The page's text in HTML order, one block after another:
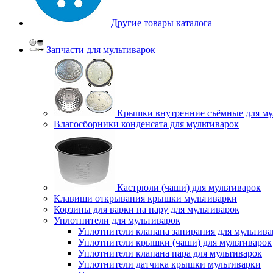
Другие товары каталога
Запчасти для мультиварок
Крышки внутренние съёмные для
Влагосборники конденсата для мультиварок
Кастрюли (чаши) для мультиварок
Клавиши открывания крышки мультиварки
Корзины для варки на пару для мультиварок
Уплотнители для мультиварок
Уплотнители клапана запирания для
Уплотнители крышки (чаши) для мультиварок
Уплотнители клапана пара для мультиварок
Уплотнители датчика крышки мультиварки